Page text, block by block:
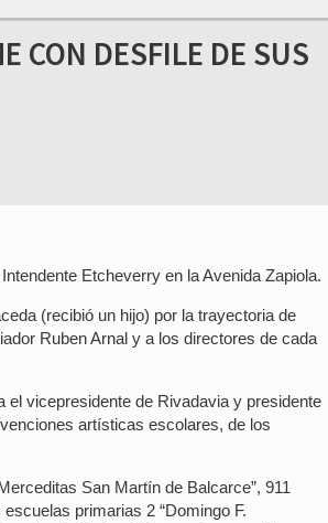
CON DESFILE DE SUS
Etcheverry en la Avenida Zapiola.
(recibió un hijo) por la trayectoria de
Ruben Arnal y a los directores de cada
el vicepresidente de Rivadavia y presidente
artísticas escolares, de los
San Martín de Balcarce”, 911
primarias 2 “Domingo F.